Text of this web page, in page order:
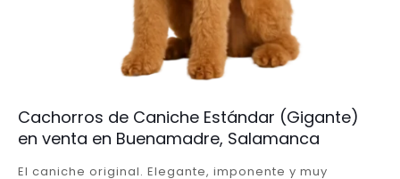
Cachorros de Caniche Estándar (Gigante)
en venta en Buenamadre, Salamanca
El caniche original. Elegante, imponente y muy